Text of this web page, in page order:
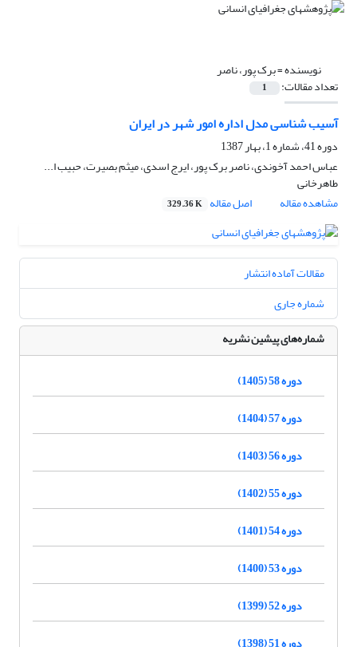
نویسنده =برک پور، ناصر
تعداد مقالات: 1
آسیب شناسی مدل اداره امور شهر در ایران
دوره 41، شماره 1، بهار 1387
عباس احمد آخوندی، ناصر برک پور، ایرج اسدی، میثم بصیرت، حبیب ا...
طاهرخانی
مشاهده مقاله
اصل مقاله 329.36 K
مقالات آماده انتشار
شماره جاری
شماره‌های پیشین نشریه
دوره 58 (1405)
دوره 57 (1404)
دوره 56 (1403)
دوره 55 (1402)
دوره 54 (1401)
دوره 53 (1400)
دوره 52 (1399)